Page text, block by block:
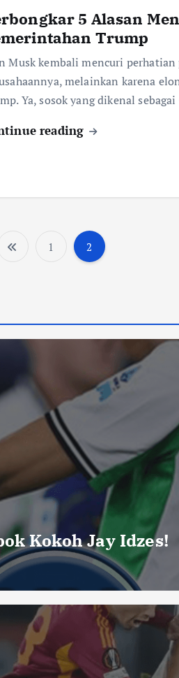
5 Alasan
Trump
Musk kembali mencuri
melainkan karena
Ya, sosok yang dikenal
reading
g
i
n
a
s
i
p
o
s
1 2
Kokoh Jay Idzes!